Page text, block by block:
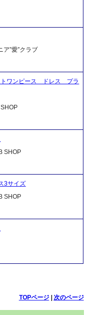
”愛”クラブ
ワンピース ドレス プラ
SHOP
3サイズ
SHOP
TOPページ| 次のページ